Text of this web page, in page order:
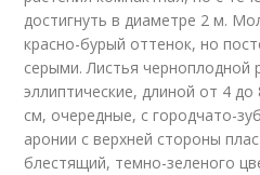
достигнуть в диаметре 2 м.
красно-бурый оттенок, но
серыми. Листья черноплодной
эллиптические, длиной от 4
см, очередные, с городчато-
аронии с верхней стороны
блестящий, темно-зеленого